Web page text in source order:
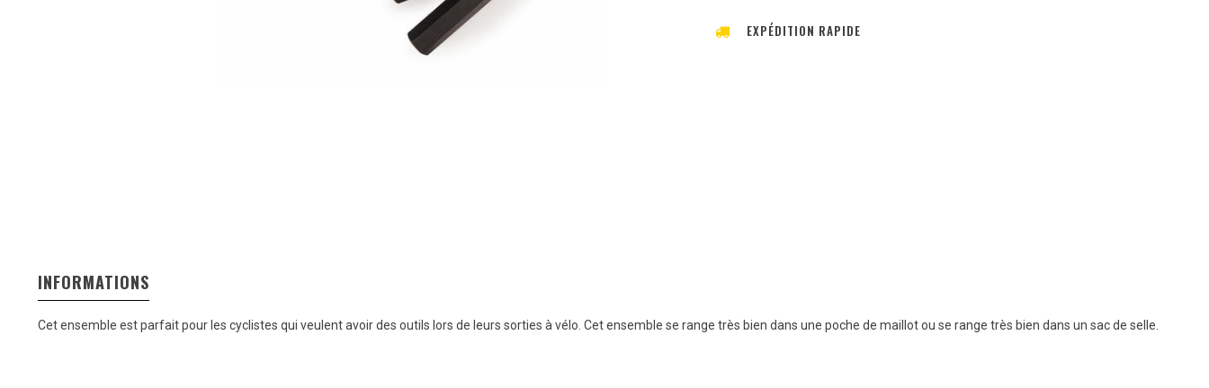
EXPÉDITION RAPIDE
INFORMATIONS
Cet ensemble est parfait pour les cyclistes qui veulent avoir des outils lors de leurs sorties à vélo. Cet ensemble se range très bien dans une poche de maillot ou se range très bien dans un sac de selle.